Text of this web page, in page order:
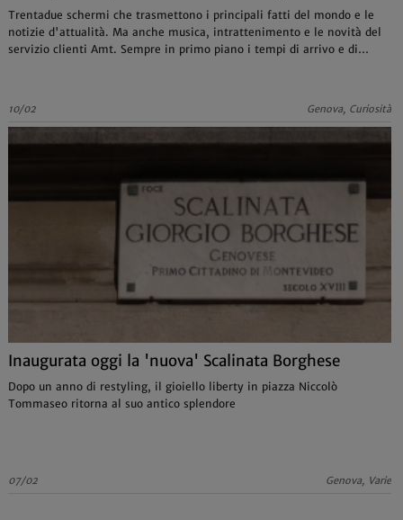
Trentadue schermi che trasmettono i principali fatti del mondo e le
notizie d'attualità. Ma anche musica, intrattenimento e le novità del
servizio clienti Amt. Sempre in primo piano i tempi di arrivo e di
10/02 Genova, Curiosità
Inaugurata oggi la 'nuova' Scalinata Borghese
Dopo un anno di restyling, il gioiello liberty in piazza Niccolò
Tommaseo ritorna al suo antico splendore
07/02 Genova, Varie